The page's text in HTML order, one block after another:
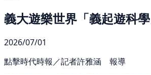
義大遊樂世界「義起遊科
2026/07/01
點擊時代時報／記者許雅涵 報導